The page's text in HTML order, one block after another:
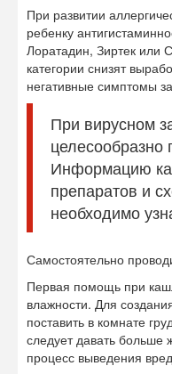
При развитии
ребенку
Лоратадин, Зиртек или
категории снизят
негативные симптомы
При вирусном
целесообразно
Информацию
препаратов и
необходимо
Самостоятельно
Первая помощь при
влажности. Для
поставить в комнате
следует давать больше
процесс выведения